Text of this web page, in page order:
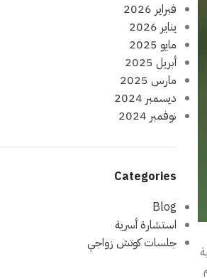
فبراير 2026
يناير 2026
مايو 2025
أبريل 2025
مارس 2025
ديسمبر 2024
نوفمبر 2024
Categories
Blog
استشارة أسرية
جلسات كوتش زواجي